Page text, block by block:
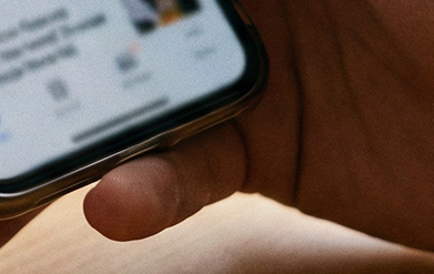
培训
高端半导体主系统及二次配质量安全咨询
供应链管理咨询
成本管理与咨询
开发前服/规划设计
室
出海企业
房地产
体绿建